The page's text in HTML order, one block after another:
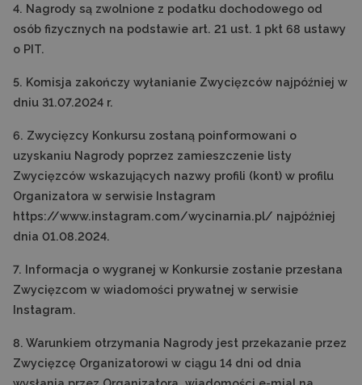
4. Nagrody są zwolnione z podatku dochodowego od
osób fizycznych na podstawie art. 21 ust. 1 pkt 68 ustawy
o PIT.
5. Komisja zakończy wyłanianie Zwycięzców najpóźniej w
dniu 31.07.2024 r.
6. Zwycięzcy Konkursu zostaną poinformowani o
uzyskaniu Nagrody poprzez zamieszczenie listy
Zwycięzców wskazujących nazwy profili (kont) w profilu
Organizatora w serwisie Instagram
https://www.instagram.com/wycinarnia.pl/ najpóźniej
dnia 01.08.2024.
7. Informacja o wygranej w Konkursie zostanie przesłana
Zwycięzcom w wiadomości prywatnej w serwisie
Instagram.
8. Warunkiem otrzymania Nagrody jest przekazanie przez
Zwycięzcę Organizatorowi w ciągu 14 dni od dnia